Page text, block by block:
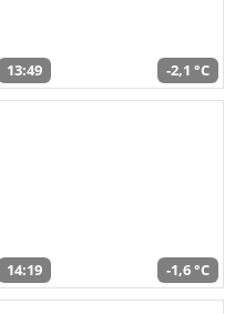
13:49 -2,1 °C
14:19 -1,6 °C